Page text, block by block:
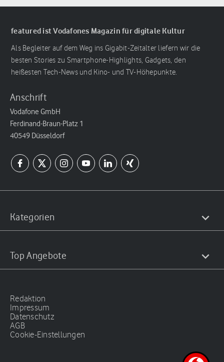
featured ist Vodafones Magazin für digitale Kultur
Als Begleiter auf dem Weg ins Gigabit-Zeitalter liefern wir die
besten Stories zu Smartphone-Highlights, Gadgets, den
heißesten Tech-News und Kino- und TV-Höhepunkte.
Anschrift
Vodafone GmbH
Ferdinand-Braun-Platz 1
40549 Düsseldorf
Kategorien
Top Angebote
Redaktion
Impressum
Datenschutz
AGB
Cookie-Einstellungen